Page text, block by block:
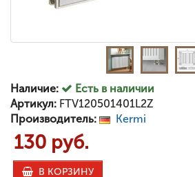
Наличие:
Есть в наличии
Артикул: FTV120501401L2Z
Производитель:
Kermi
130 руб.
В КОРЗИНУ